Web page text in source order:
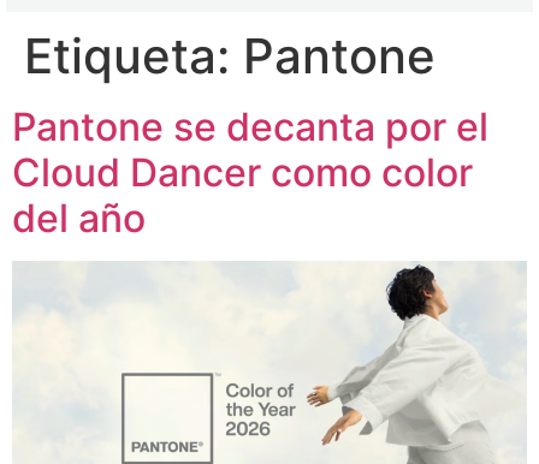
Etiqueta: Pantone
Pantone se decanta por el
Cloud Dancer como color
del año